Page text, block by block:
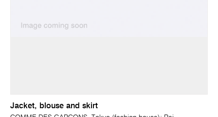
Jacket, blouse and skirt